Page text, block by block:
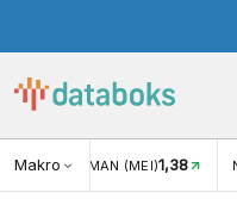
MakroWISMAN (MEI)1,38